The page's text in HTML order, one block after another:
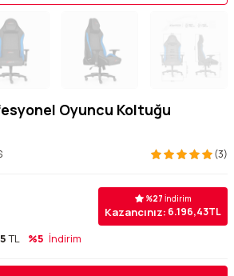
Oyuncu Koltuğu
(3)
%27 İndirim
Kazancınız: 6.196,43TL
TL %5 İndirim